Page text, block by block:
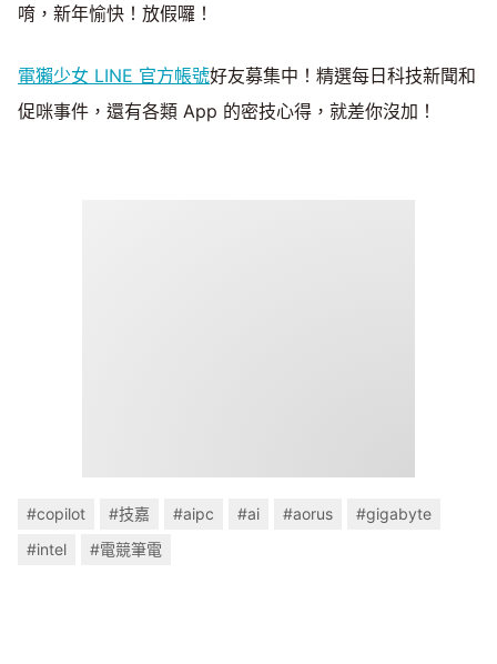
唷，新年愉快！放假囉！
電獺少女 LINE 官方帳號好友募集中！精選每日科技新聞和
促咪事件，還有各類 App 的密技心得，就差你沒加！
#copilot #技嘉 #aipc #ai #aorus
#gigabyte
#intel
#電競筆電